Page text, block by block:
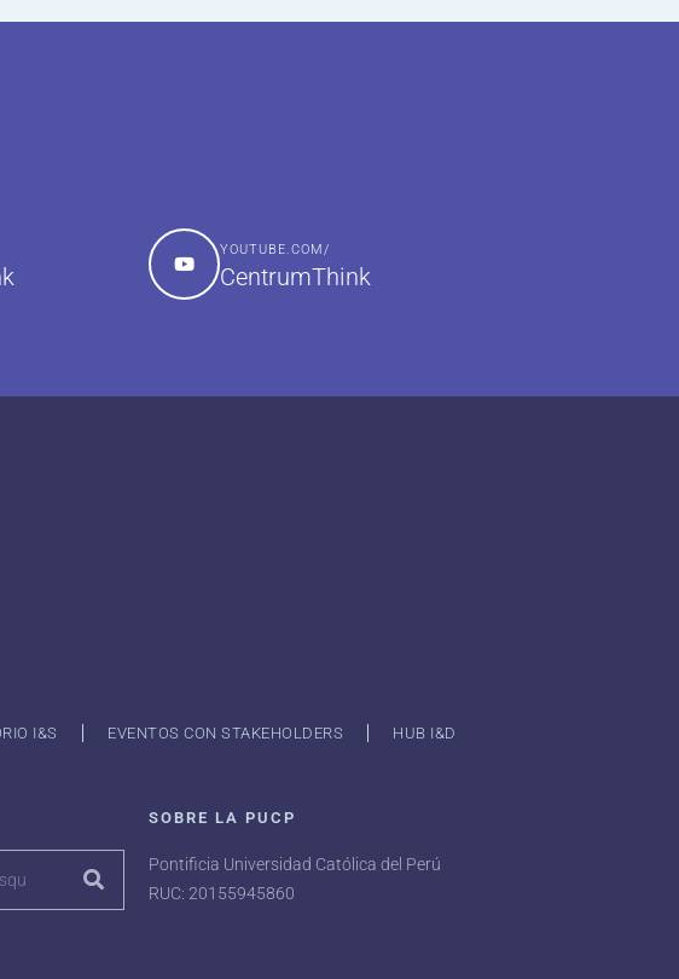
YOUTUBE.COM/
CentrumThink
I&S EVENTOS CON STAKEHOLDERS HUB I&D
SOBRE LA PUCP
Pontificia Universidad Católica del Perú
RUC: 20155945860